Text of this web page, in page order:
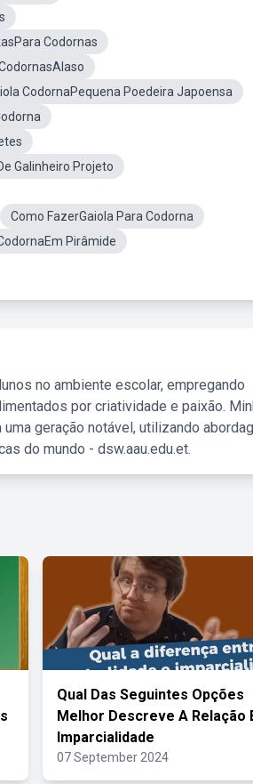
Codornas
CodornaPequena Poedeira Japoensa
Galinheiro Projeto
Como FazerGaiola Para Codorna
Pirâmide
no ambiente escolar, empregando
por criatividade e paixão.
geração notável, utilizando
do mundo - dsw.aau.edu.et.
Qual Das Seguintes Opções
Melhor Descreve A Relação
Imparcialidade
07 September 2024